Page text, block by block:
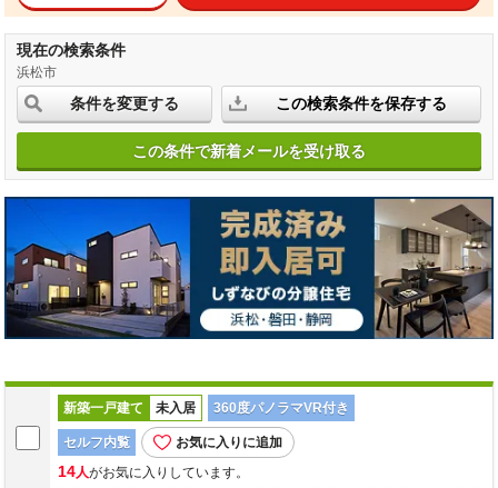
現在の検索条件
浜松市
条件を変更する この検索条件を保存する
この条件で新着メールを受け取る
新築一戸建て 未入居 360度パノラマVR付き
セルフ内覧 お気に入りに追加
14人がお気に入りしています。